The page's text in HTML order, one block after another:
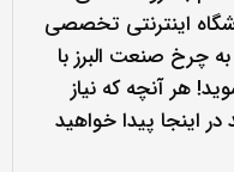
اینترنتی تخصصی
چرخ صنعت البرز با
هر آنچه که نیاز
اینجا پیدا خواهید